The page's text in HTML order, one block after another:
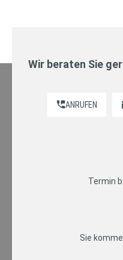
Wir beraten Sie
ANRUFEN
Termin
Sie